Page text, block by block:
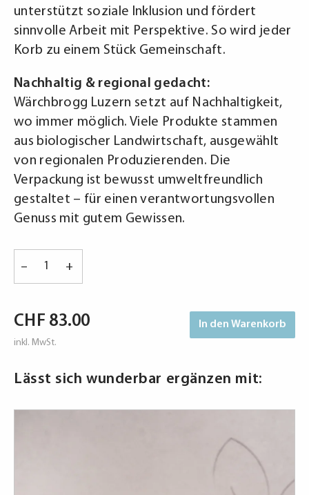
unterstützt soziale Inklusion und fördert
sinnvolle Arbeit mit Perspektive. So wird jeder
Korb zu einem Stück Gemeinschaft.
Nachhaltig & regional gedacht:
Wärchbrogg Luzern setzt auf Nachhaltigkeit,
wo immer möglich. Viele Produkte stammen
aus biologischer Landwirtschaft, ausgewählt
von regionalen Produzierenden. Die
Verpackung ist bewusst umweltfreundlich
gestaltet – für einen verantwortungsvollen
Genuss mit gutem Gewissen.
bewusste
Genusskorb
Zwischendurch
+
–
CHF 83.00
inkl. MwSt.
In den Warenkorb
Lässt sich wunderbar ergänzen mit: